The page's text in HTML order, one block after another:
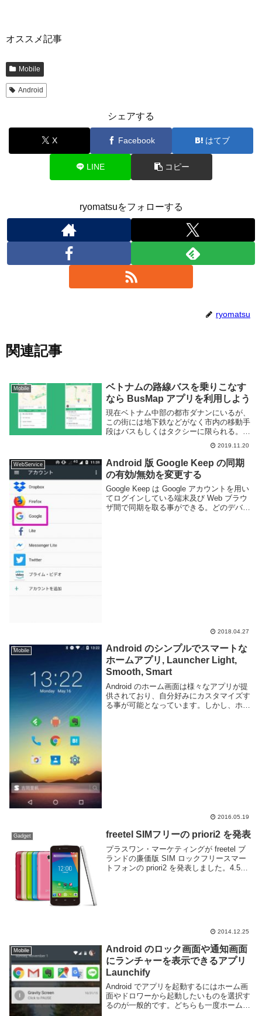
オススメ記事
Mobile
Android
シェアする
X Facebook はてブ
LINE コピー
ryomatsuをフォローする
ryomatsu
関連記事
Mobile
ベトナムの路線バスを乗りこなす
なら BusMap アプリを利用しよう
現在ベトナム中部の都市ダナンにいるが、
この街には地下鉄などがなく市内の移動手
段はバスもしくはタクシーに限られる。し
かし海外のバスというは言葉が通じなかっ
たりルートがわかりにくかったりと、中々
敷居が高い。ベトナムで路線バスに乗るの
であれば B...
2019.11.20
WebService
Android 版 Google Keep の同期
の有効/無効を変更する
Google Keep は Google アカウントを用い
てログインしている端末及び Web ブラウ
ザ間で同期を取る事ができる。どのデバイ
2018.04.27
Mobile
Android のシンプルでスマートな
ホームアプリ, Launcher Light,
Smooth, Smart
Android のホーム画面は様々なアプリが提
供されており、自分好みにカスタマイズす
る事が可能となっています。しかし、ホー
2016.05.19
Gadget freetel SIMフリーの priori2 を発表
プラスワン・マーケティングが freetel ブ
ランドの廉価版 SIM ロックフリースマー
トフォンの priori2 を発表しました。4.5イ
2014.12.25
Mobile
Android のロック画面や通知画面
にランチャーを表示できるアプリ
Launchify
Android でアプリを起動するにはホーム画
面やドロワーから起動したいものを選択す
るのが一般的です。どちらも一度ホーム画